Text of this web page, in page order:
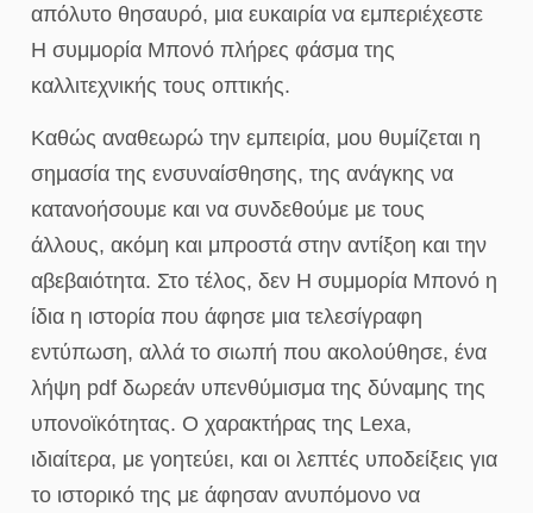
απόλυτο θησαυρό, μια ευκαιρία να εμπεριέχεστε
Η συμμορία Μπονό πλήρες φάσμα της
καλλιτεχνικής τους οπτικής.
Καθώς αναθεωρώ την εμπειρία, μου θυμίζεται η
σημασία της ενσυναίσθησης, της ανάγκης να
κατανοήσουμε και να συνδεθούμε με τους
άλλους, ακόμη και μπροστά στην αντίξοη και την
αβεβαιότητα. Στο τέλος, δεν Η συμμορία Μπονό η
ίδια η ιστορία που άφησε μια τελεσίγραφη
εντύπωση, αλλά το σιωπή που ακολούθησε, ένα
λήψη pdf δωρεάν υπενθύμισμα της δύναμης της
υπονοϊκότητας. Ο χαρακτήρας της Lexa,
ιδιαίτερα, με γοητεύει, και οι λεπτές υποδείξεις για
το ιστορικό της με άφησαν ανυπόμονο να